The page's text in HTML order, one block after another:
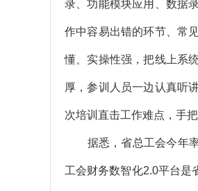
录、功能模块应用、数据
作中容易出错的环节、常
懂、实操性强，把线上系
厚，参训人员一边认真听
次培训直击工作难点，手
据悉，省总工会今年率
工会财务数智化2.0平台是